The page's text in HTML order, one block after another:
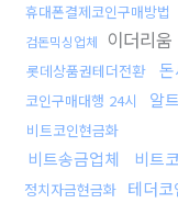
휴대폰결제코인구매방법
검돈믹싱업체 이더리
롯데상품권테더전환
코인구매대행 24시 알
비트코인현금화
비트송금업체 비트
정치자금현금화 테더코